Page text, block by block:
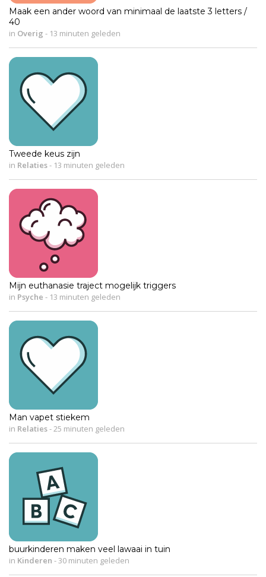
Maak een ander woord van minimaal de laatste 3 letters /
40
in Overig - 13 minuten geleden
Tweede keus zijn
in Relaties- 13 minuten geleden
Mijn euthanasie traject mogelijk triggers
in Psyche - 13 minuten geleden
Man vapet stiekem
in Relaties- 25 minuten geleden
buurkinderen maken veel lawaai in tuin
in Kinderen - 30 minuten geleden